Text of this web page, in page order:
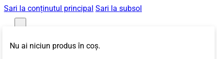
Sari la conținutul principal Sari la subsol
Nu ai niciun produs în coș.